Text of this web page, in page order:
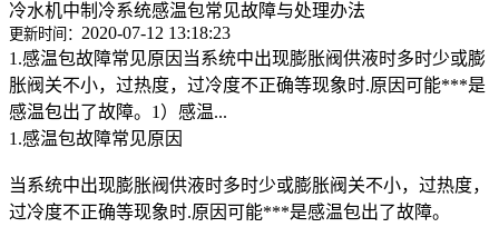
冷水机中制冷系统感温包常见故障与处理办法
更新时间： 2020-07-12 13:18:23
1.感温包故障常见原因当系统中出现膨胀阀供液时多时少或膨
胀阀关不小，过热度，过冷度不正确等现象时.原因可能***是
感温包出了故障。1）感温...
1.感温包故障常见原因
当系统中出现膨胀阀供液时多时少或膨胀阀关不小，过热度，
过冷度不正确等现象时.原因可能***是感温包出了故障。